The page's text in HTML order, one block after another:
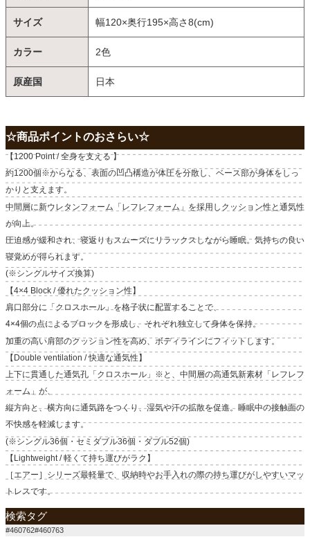
サイズ 幅120×奥行195×高さ8(cm)
カラー 2色
原産国 日本
☆商品ポイントのおさらい☆
【1200 Point / 全身を支える 】
約1200個※からなる、表面の凹凸構造が体圧を分散し、ベース部が身体をしっ
かりと支えます。
中間層に新ウレタンフォーム「レフレフォーム」を採用しクッション性と通気性
が向上。
圧迫感が緩和され、寝返りもスムーズにリラックスしながら睡眠。気持ちの良い
寝覚めが得られます。
(※シングルサイズ換算)
【4×4 Block / 優れたクッション性】
肩口部分に「クロスホール」を格子状に配置することで、
4×4個の点によるブロックを形成し、それぞれ独立して身体を保持。
加重の高い肩部のクッション性を高め、ボディラインにフィットします。
【Double ventilation / 快適な通気性】
上下に貫通した通気孔「クロスホール」※と、中間層の高通気新素材「レフレフ
ォーム」が、
縦方向と、横方向に通気路をつくり、湿気や汗の拡散を促進。睡眠中の接触面の
不快感を軽減します。
(※シングル36個・セミダブル36個・ダブル52個)
【Lightweight / 軽くて持ち運びがラク】
［エアー］シリーズ最軽量で、収納時やお手入れの際の持ち運びがしやすいマッ
トレスです。
検索タグ
#460762#460763